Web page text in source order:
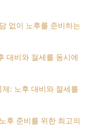
없이 노후를 준비하는
대비와 절세를 동시에
: 노후 대비와 절세를
후 준비를 위한 최고의